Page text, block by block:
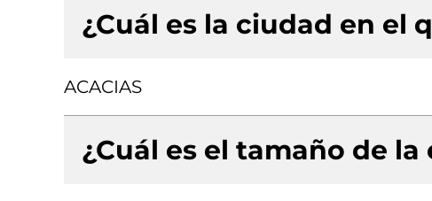
¿Cuál es la ciudad en el
ACACIAS
¿Cuál es el tamaño de la